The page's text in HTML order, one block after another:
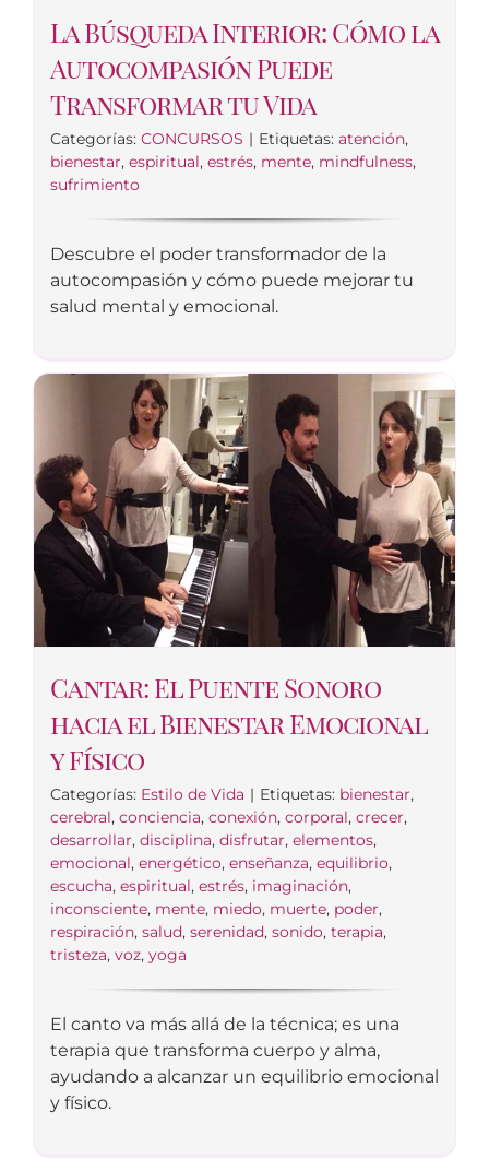
La Búsqueda Interior: Cómo la
Autocompasión Puede
Transformar tu Vida
Categorías: CONCURSOS | Etiquetas: atención,
bienestar, espiritual, estrés, mente, mindfulness,
sufrimiento
Descubre el poder transformador de la
autocompasión y cómo puede mejorar tu
salud mental y emocional.
Cantar: El Puente Sonoro
hacia el Bienestar Emocional
y Físico
Categorías: Estilo de Vida | Etiquetas: bienestar,
cerebral, conciencia, conexión, corporal, crecer,
desarrollar, disciplina, disfrutar, elementos,
emocional, energético, enseñanza, equilibrio,
escucha, espiritual, estrés, imaginación,
inconsciente, mente, miedo, muerte, poder,
respiración, salud, serenidad, sonido, terapia,
tristeza, voz, yoga
El canto va más allá de la técnica; es una
terapia que transforma cuerpo y alma,
ayudando a alcanzar un equilibrio emocional
y físico.